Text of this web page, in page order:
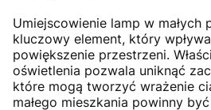
Umiejscowienie lamp w małych
kluczowy element, który
powiększenie przestrzeni.
oświetlenia pozwala uniknąć
które mogą tworzyć wrażenie
małego mieszkania powinny